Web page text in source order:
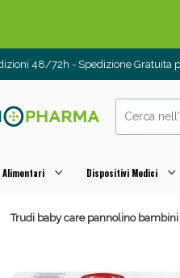
48/72h - Spedizione
Dispositivi Medici
Trudi baby care pannolino